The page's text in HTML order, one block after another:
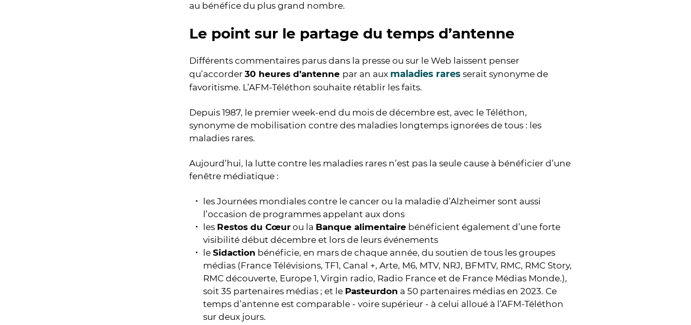
au bénéfice du plus grand nombre.
Le point sur le partage du temps d’antenne
Différents commentaires parus dans la presse ou sur le Web laissent penser
qu’accorder 30 heures d’antenne par an aux maladies rares serait synonyme de
favoritisme. L’AFM-Téléthon souhaite rétablir les faits.
Depuis 1987, le premier week-end du mois de décembre est, avec le Téléthon,
synonyme de mobilisation contre des maladies longtemps ignorées de tous : les
maladies rares.
Aujourd’hui, la lutte contre les maladies rares n’est pas la seule cause à bénéficier d’une
fenêtre médiatique :
les Journées mondiales contre le cancer ou la maladie d’Alzheimer sont aussi
l’occasion de programmes appelant aux dons
les Restos du Cœur ou la Banque alimentaire bénéficient également d’une forte
visibilité début décembre et lors de leurs événements
le Sidaction bénéficie, en mars de chaque année, du soutien de tous les groupes
médias (France Télévisions, TF1, Canal +, Arte, M6, MTV, NRJ, BFMTV, RMC, RMC Story,
RMC découverte, Europe 1, Virgin radio, Radio France et de France Médias Monde.),
soit 35 partenaires médias ; et le Pasteurdon a 50 partenaires médias en 2023. Ce
temps d’antenne est comparable - voire supérieur - à celui alloué à l’AFM-Téléthon
sur deux jours.